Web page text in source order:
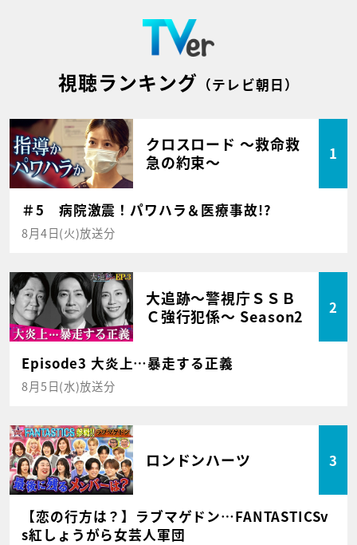
視聴ランキング （テレビ朝日）
クロスロード ～救命救
急の約束～
1
＃5 病院激震！パワハラ＆医療事故!?
8月4日(火)放送分
大追跡～警視庁ＳＳＢ
Ｃ強行犯係～ Season2
2
Episode3 大炎上…暴走する正義
8月5日(水)放送分
ロンドンハーツ 3
【恋の行方は？】ラブマゲドン…FANTASTICSv
s紅しょうがら女芸人軍団